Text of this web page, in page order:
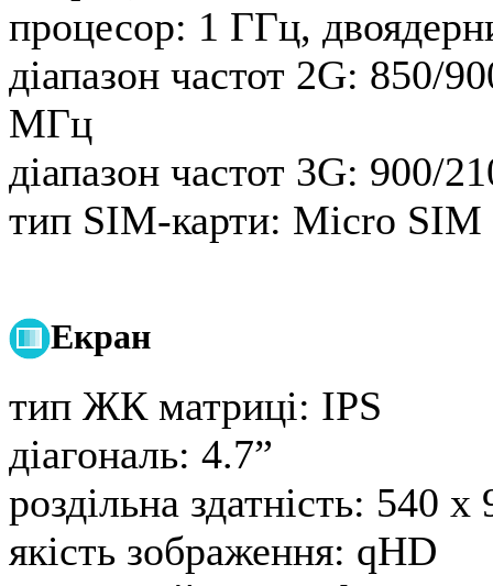
процесор: 1 ГГц,
діапазон частот 2G: 850/
МГц
діапазон частот 3G: 900/
тип SIM-карти: Micro SIM
Екран
тип ЖК матриці: IPS
діагональ: 4.7”
роздільна здатність: 540 x
якість зображення: qHD